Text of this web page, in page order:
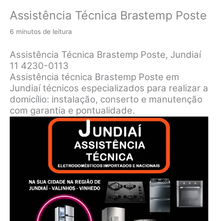
Assistência Técnica Brastemp Poste
6 minutos de leitura
Assistência Técnica Brastemp Poste, Jundiaí
11 4230-0113
Assistência técnica Brastemp Poste em
Jundiaí técnicos especializados para realizar a
domicílio: instalação, conserto e manutenção
com garantia e pontualidade.